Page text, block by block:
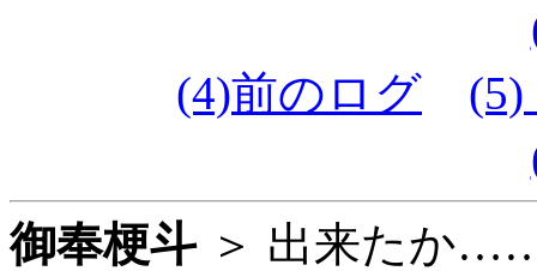
(4)前のログ
(5)
御奉梗斗＞ 出来たか……